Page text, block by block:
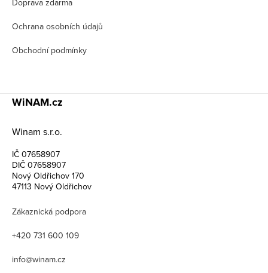
Doprava zdarma
Ochrana osobních údajů
Obchodní podmínky
WiNAM.cz
Winam s.r.o.
IČ 07658907
DIČ 07658907
Nový Oldřichov 170
47113 Nový Oldřichov
Zákaznická podpora
+420 731 600 109
info@winam.cz